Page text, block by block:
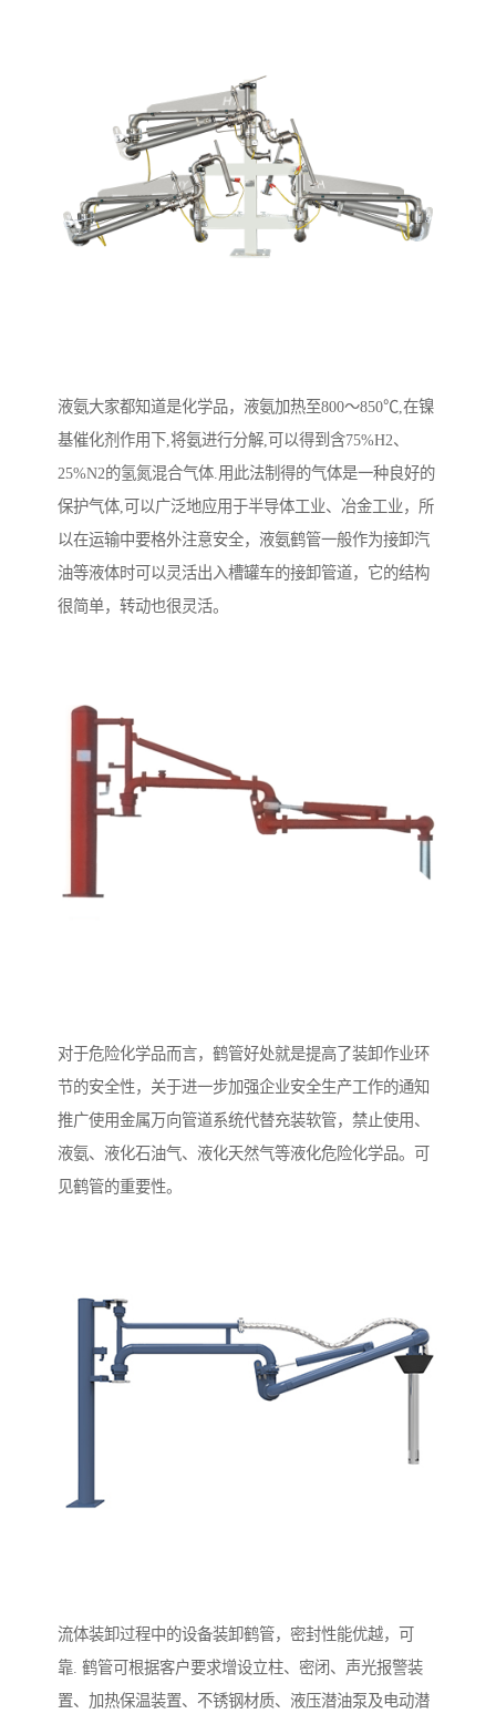
液氨大家都知道是化学品，液氨加热至800～850℃,在镍
基催化剂作用下,将氨进行分解,可以得到含75%H2、
25%N2的氢氮混合气体.用此法制得的气体是一种良好的
保护气体,可以广泛地应用于半导体工业、冶金工业，所
以在运输中要格外注意安全，液氨鹤管一般作为接卸汽
油等液体时可以灵活出入槽罐车的接卸管道，它的结构
很简单，转动也很灵活。
对于危险化学品而言，鹤管好处就是提高了装卸作业环
节的安全性，关于进一步加强企业安全生产工作的通知
推广使用金属万向管道系统代替充装软管，禁止使用、
液氨、液化石油气、液化天然气等液化危险化学品。可
见鹤管的重要性。
流体装卸过程中的设备装卸鹤管，密封性能优越，可
靠. 鹤管可根据客户要求增设立柱、密闭、声光报警装
置、加热保温装置、不锈钢材质、液压潜油泵及电动潜